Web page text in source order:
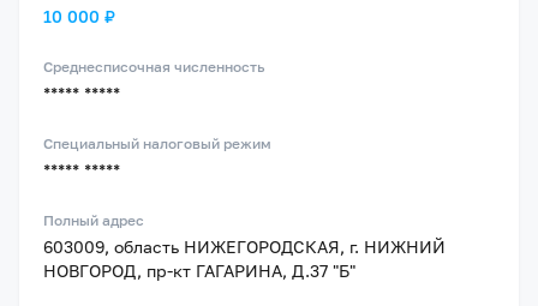
10 000 ₽
Среднесписочная численность
***** *****
Специальный налоговый режим
***** *****
Полный адрес
603009, область НИЖЕГОРОДСКАЯ, г. НИЖНИЙ
НОВГОРОД, пр-кт ГАГАРИНА, Д.37 "Б"